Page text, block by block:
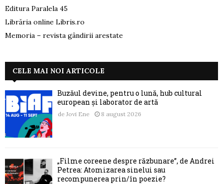
Editura Paralela 45
Librăria online Libris.ro
Memoria – revista gândirii arestate
CELE MAI NOI ARTICOLE
Buzăul devine, pentru o lună, hub cultural
european și laborator de artă
de Jovi Ene 8 august 2026
„Filme coreene despre răzbunare”, de Andrei
Petrea: Atomizarea sinelui sau
recompunerea prin/în poezie?